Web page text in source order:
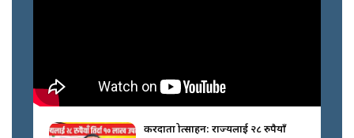
करदाता प्रोत्साहन: राज्यलाई २८ रुपैयाँ